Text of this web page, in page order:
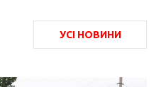
УСІ НОВИНИ